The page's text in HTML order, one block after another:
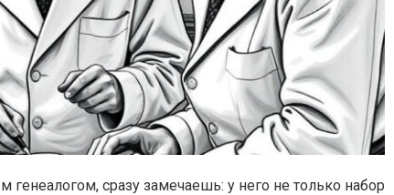
сразу замечаешь: у него не только набор